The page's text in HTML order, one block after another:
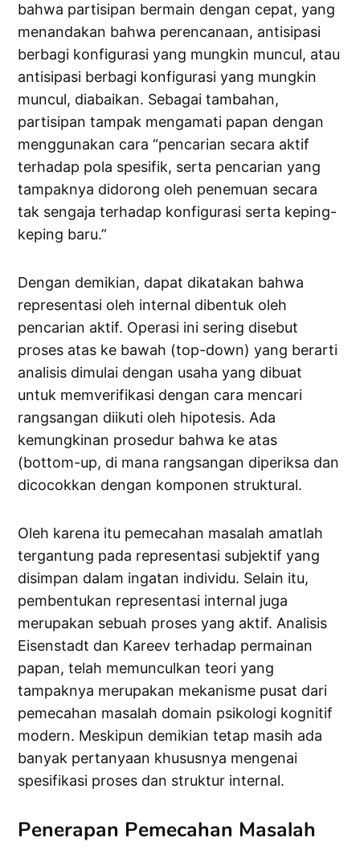
bahwa partisipan bermain dengan cepat, yang
menandakan bahwa perencanaan, antisipasi
berbagi konfigurasi yang mungkin muncul, atau
antisipasi berbagi konfigurasi yang mungkin
muncul, diabaikan. Sebagai tambahan,
partisipan tampak mengamati papan dengan
menggunakan cara “pencarian secara aktif
terhadap pola spesifik, serta pencarian yang
tampaknya didorong oleh penemuan secara
tak sengaja terhadap konfigurasi serta keping-
keping baru.”
Dengan demikian, dapat dikatakan bahwa
representasi oleh internal dibentuk oleh
pencarian aktif. Operasi ini sering disebut
proses atas ke bawah (top-down) yang berarti
analisis dimulai dengan usaha yang dibuat
untuk memverifikasi dengan cara mencari
rangsangan diikuti oleh hipotesis. Ada
kemungkinan prosedur bahwa ke atas
(bottom-up, di mana rangsangan diperiksa dan
dicocokkan dengan komponen struktural.
Oleh karena itu pemecahan masalah amatlah
tergantung pada representasi subjektif yang
disimpan dalam ingatan individu. Selain itu,
pembentukan representasi internal juga
merupakan sebuah proses yang aktif. Analisis
Eisenstadt dan Kareev terhadap permainan
papan, telah memunculkan teori yang
tampaknya merupakan mekanisme pusat dari
pemecahan masalah domain psikologi kognitif
modern. Meskipun demikian tetap masih ada
banyak pertanyaan khususnya mengenai
spesifikasi proses dan struktur internal.
Penerapan Pemecahan Masalah